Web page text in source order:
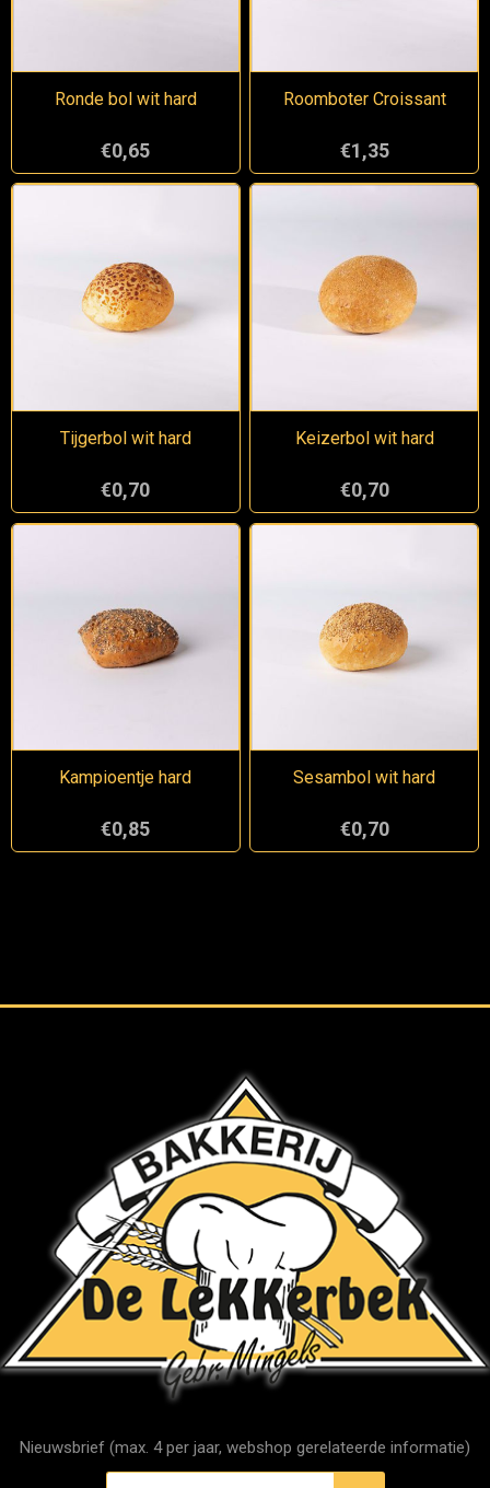
Ronde bol wit hard
€0,65
Roomboter Croissant
€1,35
Tijgerbol wit hard
€0,70
Keizerbol wit hard
€0,70
Kampioentje hard
€0,85
Sesambol wit hard
€0,70
Nieuwsbrief (max. 4 per jaar, webshop gerelateerde informatie)